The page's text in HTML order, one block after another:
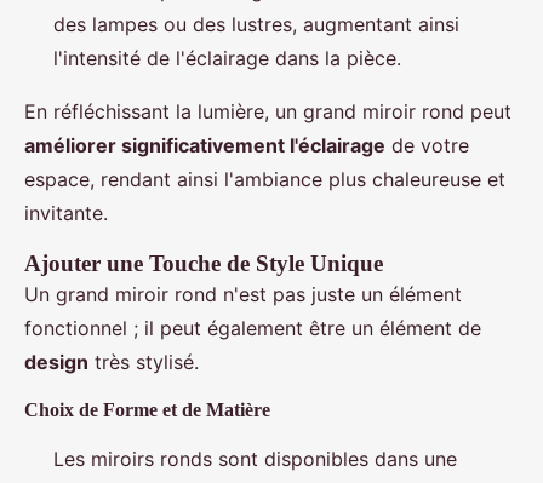
des lampes ou des lustres, augmentant ainsi
l'intensité de l'éclairage dans la pièce.
En réfléchissant la lumière, un grand miroir rond peut
améliorer significativement l'éclairage de votre
espace, rendant ainsi l'ambiance plus chaleureuse et
invitante.
Ajouter une Touche de Style Unique
Un grand miroir rond n'est pas juste un élément
fonctionnel ; il peut également être un élément de
design très stylisé.
Choix de Forme et de Matière
Les miroirs ronds sont disponibles dans une